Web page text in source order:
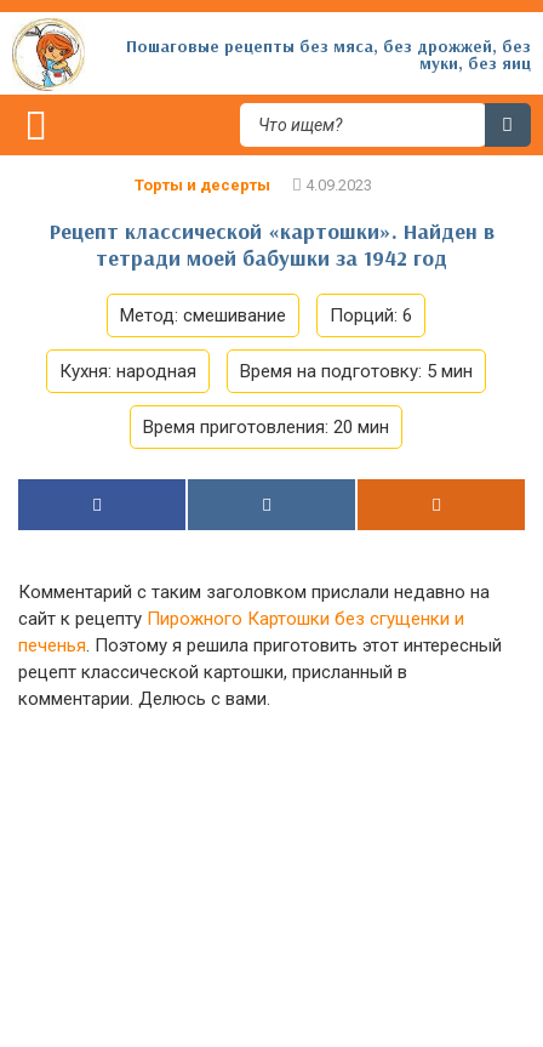
Пошаговые рецепты без мяса, без дрожжей, без
муки, без яиц
Торты и десерты
Рецепт классической «картошки». Найден в
тетради моей бабушки за 1942 год
Метод: смешивание Порций: 6
Кухня: народная Время на подготовку: 5 мин
Время приготовления: 20 мин
Комментарий с таким заголовком прислали недавно на
сайт к рецепту Пирожного Картошки без сгущенки и
печенья. Поэтому я решила приготовить этот интересный
рецепт классической картошки, присланный в
комментарии. Делюсь с вами.